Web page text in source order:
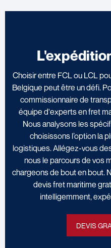
Choisir entre FCL ou LCL
Belgique peut être un défi.
commissionnaire de
équipe d'experts en fret
Nous analysons les
choisissons l’option la
logistiques. Allégez-vous
nous le parcours de vos
chargeons de bout en bout.
devis fret maritime
intelligemment,
DEVIS